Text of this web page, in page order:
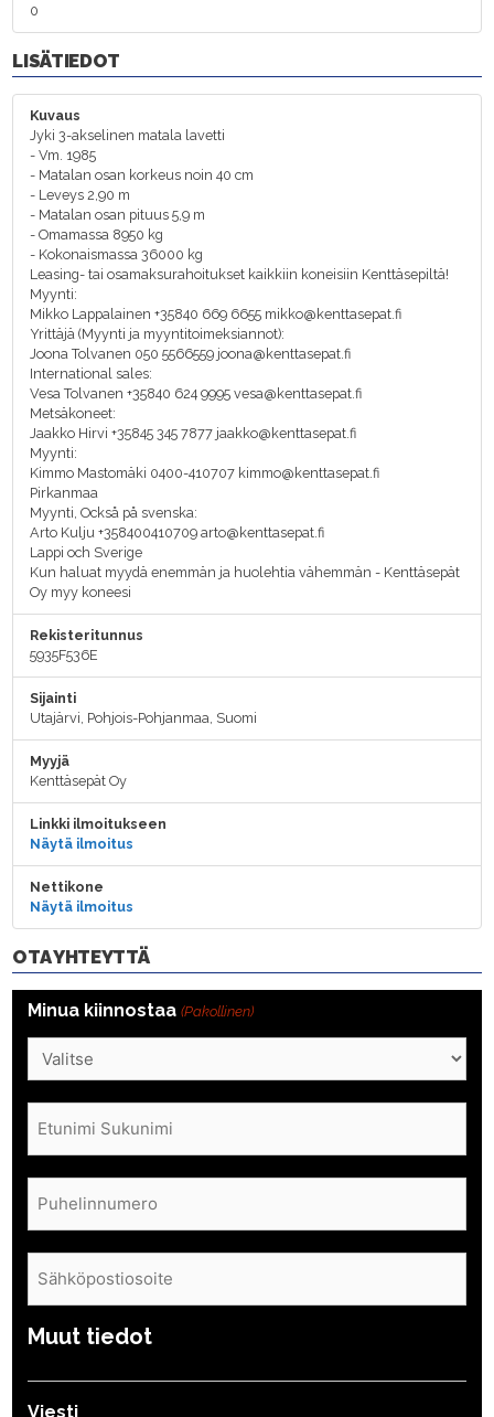
0
LISÄTIEDOT
Kuvaus
Jyki 3-akselinen matala lavetti
- Vm. 1985
- Matalan osan korkeus noin 40 cm
- Leveys 2,90 m
- Matalan osan pituus 5,9 m
- Omamassa 8950 kg
- Kokonaismassa 36000 kg
Leasing- tai osamaksurahoitukset kaikkiin koneisiin Kenttäsepiltä!
Myynti:
Mikko Lappalainen +35840 669 6655 mikko@kenttasepat.fi
Yrittäjä (Myynti ja myyntitoimeksiannot):
Joona Tolvanen 050 5566559 joona@kenttasepat.fi
International sales:
Vesa Tolvanen +35840 624 9995 vesa@kenttasepat.fi
Metsäkoneet:
Jaakko Hirvi +35845 345 7877 jaakko@kenttasepat.fi
Myynti:
Kimmo Mastomäki 0400-410707 kimmo@kenttasepat.fi
Pirkanmaa
Myynti, Också på svenska:
Arto Kulju +358400410709 arto@kenttasepat.fi
Lappi och Sverige
Kun haluat myydä enemmän ja huolehtia vähemmän - Kenttäsepät
Oy myy koneesi
Rekisteritunnus
5935F536E
Sijainti
Utajärvi, Pohjois-Pohjanmaa, Suomi
Myyjä
Kenttäsepät Oy
Linkki ilmoitukseen
Näytä ilmoitus
Nettikone
Näytä ilmoitus
OTA YHTEYTTÄ
Minua kiinnostaa (Pakollinen)
Nimi
(Pakollinen)
Puhelin
(Pakollinen)
Sähköposti
(Pakollinen)
Muut tiedot
Viesti